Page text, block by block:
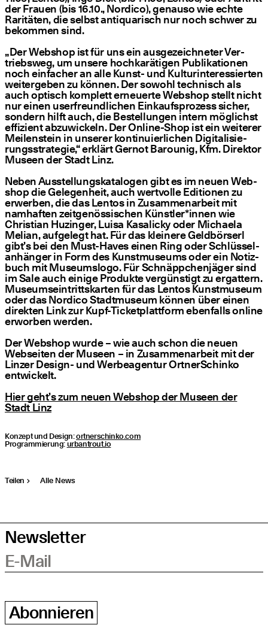
der Frau­en (bis 16.10., Nordico), genau­so wie ech­te
Rari­tä­ten, die selbst anti­qua­risch nur noch schwer zu
bekom­men sind.
„Der Web­shop ist für uns ein aus­ge­zeich­ne­ter Ver­
triebs­weg, um unse­re hoch­ka­rä­ti­gen Publi­ka­tio­nen
noch ein­fa­cher an alle Kunst- und Kul­tur­in­ter­es­sier­ten
wei­ter­ge­ben zu kön­nen. Der sowohl tech­nisch als
auch optisch kom­plett erneu­er­te Web­shop stellt nicht
nur einen user­freund­li­chen Ein­kaufs­pro­zess sicher,
son­dern hilft auch, die Bestel­lun­gen intern mög­lichst
effi­zi­ent abzu­wi­ckeln. Der Online-Shop ist ein wei­te­rer
Mei­len­stein in unse­rer kon­ti­nu­ier­li­chen Digi­ta­li­sie­
rungs­stra­te­gie,“ erklärt Ger­not Barounig, Kfm. Direk­tor
Muse­en der Stadt Linz.
Neben Aus­stel­lungs­ka­ta­lo­gen gibt es im neu­en Web­
shop die Gele­gen­heit, auch wert­vol­le Edi­tio­nen zu
erwer­ben, die das Lentos in Zusam­men­ar­beit mit
nam­haf­ten zeit­ge­nös­si­schen Künstler*innen wie
Chris­ti­an Huzin­ger, Lui­sa Kasali­cky oder Michae­la
Meli­an, auf­ge­legt hat. Für das klei­ne­re Geld­bör­serl
gibt’s bei den Must-Haves einen Ring oder Schlüs­sel­
an­hän­ger in Form des Kunst­mu­se­ums oder ein Notiz­
buch mit Muse­ums­lo­go. Für Schnäpp­chen­jä­ger sind
im Sale auch eini­ge Pro­duk­te ver­güns­tigt zu ergat­tern.
Muse­ums­ein­tritts­kar­ten für das Lentos Kunst­mu­se­um
oder das Nordico Stadt­mu­se­um kön­nen über einen
direk­ten Link zur Kupf-Ticket­platt­form eben­falls online
erwor­ben werden.
Der Web­shop wur­de – wie auch schon die neu­en
Web­sei­ten der Muse­en – in Zusam­men­ar­beit mit der
Lin­zer Design- und Wer­be­agen­tur Ort­ner­Sch­in­ko
entwickelt.
Hier geht’s zum neu­en Web­shop der Muse­en der
Stadt Linz
Kon­zept und Design:ort​ner​sch​in​ko​.com
Pro­gram­mie­rung:urbant​rout​.io
Teilen Alle News
Newsletter
E-Mail
Abonnieren